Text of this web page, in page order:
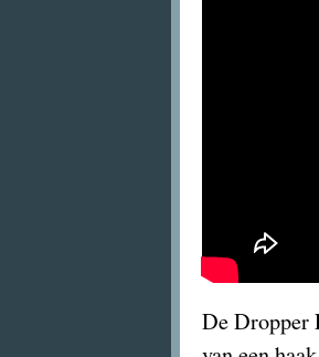
De Dropper